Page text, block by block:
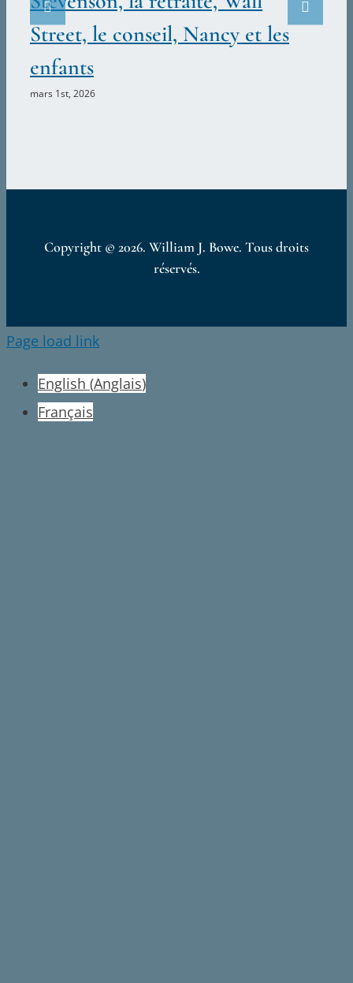
Street, le conseil, Nancy et les
enfants
mars 1st, 2026
Copyright © 2026. William J. Bowe. Tous droits
réservés.
Page load link
English (Anglais)
Français